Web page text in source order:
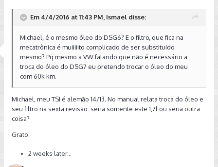
Em 4/4/2016 at 11:43 PM, Ismael disse:
Michael, é o mesmo óleo do DSG6? E o filtro, que fica na
mecatrônica é muiiiiito complicado de ser substituído
mesmo? Pq mesmo a VW falando que não é necessário a
troca do óleo do DSG7 eu pretendo trocar o óleo do meu
com 60k km.
Michael, meu TSI é alemão 14/13. No manual relata troca do óleo e
seu filtro na sexta revisão: seria somente este 1,7l ou seria outra
coisa?
Grato.
2 weeks later...